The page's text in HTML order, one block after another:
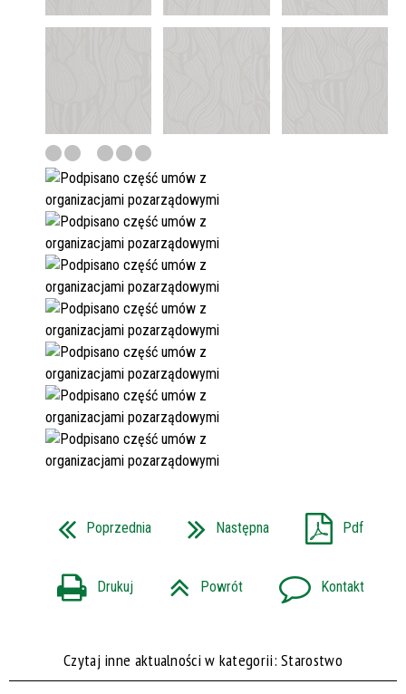
Poprzednia Następna Pdf
Drukuj Powrót Kontakt
Czytaj inne aktualności w kategorii: Starostwo